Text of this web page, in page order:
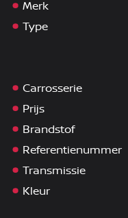
Merk
Type
Carrosserie
Prijs
Brandstof
Referentienummer
Transmissie
Kleur